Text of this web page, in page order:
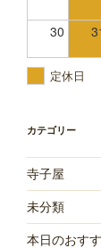
30
定休日
カテゴリー
寺子屋
未分類
本日のおす